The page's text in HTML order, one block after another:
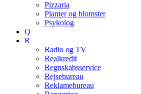
Pizzaria
Planter og blomster
Psykolog
Q
R
Radio og TV
Realkredit
Regnskabsservice
Rejsebureau
Reklamebureau